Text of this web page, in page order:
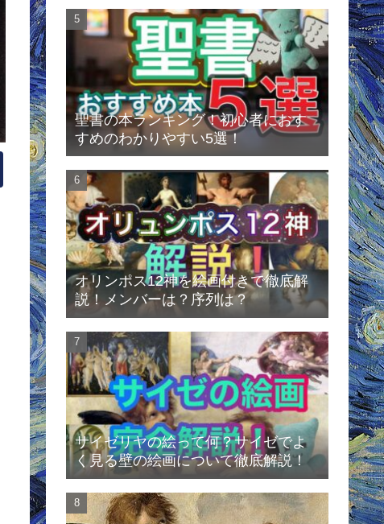
聖書の本ランキング！初心者におす
すめのわかりやすい5選！
オリンポス12神を絵画付きで徹底解
説！メンバーは？序列は？
サイゼリヤの絵って何？サイゼでよ
く見る壁の絵画について徹底解説！